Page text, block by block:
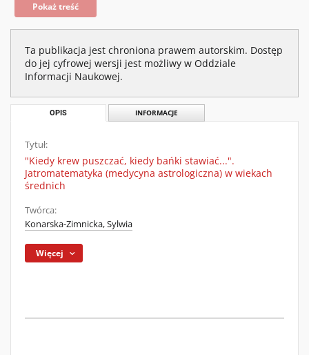
Pokaż treść
Ta publikacja jest chroniona prawem autorskim. Dostęp
do jej cyfrowej wersji jest możliwy w Oddziale
Informacji Naukowej.
OPIS INFORMACJE
Tytuł:
"Kiedy krew puszczać, kiedy bańki stawiać...".
Jatromatematyka (medycyna astrologiczna) w wiekach
średnich
Twórca:
Konarska-Zimnicka, Sylwia
Więcej